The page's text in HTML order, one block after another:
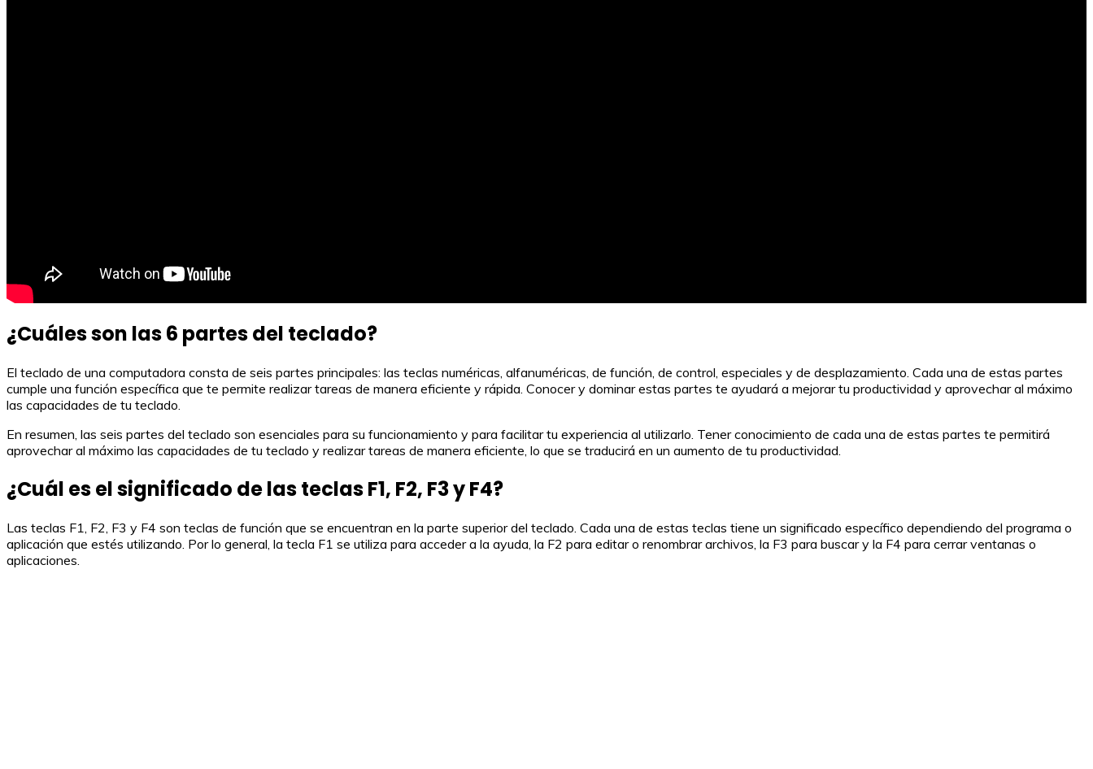
¿Cuáles son las 6 partes del teclado?
El teclado de una computadora consta de seis partes principales: las teclas numéricas, alfanuméricas, de función, de control, especiales y de desplazamiento. Cada una de estas partes
cumple una función específica que te permite realizar tareas de manera eficiente y rápida. Conocer y dominar estas partes te ayudará a mejorar tu productividad y aprovechar al máximo
las capacidades de tu teclado.
En resumen, las seis partes del teclado son esenciales para su funcionamiento y para facilitar tu experiencia al utilizarlo. Tener conocimiento de cada una de estas partes te permitirá
aprovechar al máximo las capacidades de tu teclado y realizar tareas de manera eficiente, lo que se traducirá en un aumento de tu productividad.
¿Cuál es el significado de las teclas F1, F2, F3 y F4?
Las teclas F1, F2, F3 y F4 son teclas de función que se encuentran en la parte superior del teclado. Cada una de estas teclas tiene un significado específico dependiendo del programa o
aplicación que estés utilizando. Por lo general, la tecla F1 se utiliza para acceder a la ayuda, la F2 para editar o renombrar archivos, la F3 para buscar y la F4 para cerrar ventanas o
aplicaciones.